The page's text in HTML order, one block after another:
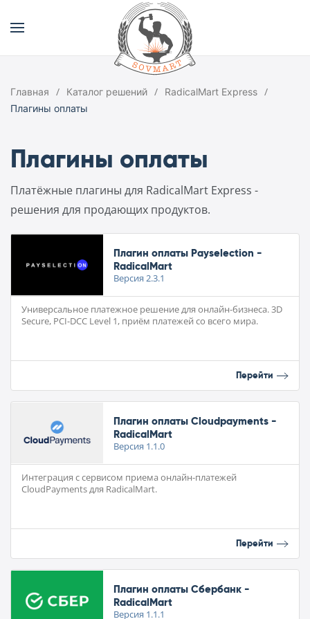
Главная Каталог решений
RadicalMart Express
Плагины оплаты
Плагины оплаты
Платёжные плагины для RadicalMart Express -
решения для продающих продуктов.
Плагин оплаты Payselection -
RadicalMart
Версия 2.3.1
Универсальное платежное решение для онлайн-бизнеса. 3D
Secure, PCI-DCС Level 1, приём платежей со всего мира.
Перейти
Плагин оплаты Cloudpayments -
RadicalMart
Версия 1.1.0
Интеграция с сервисом приема онлайн-платежей
CloudPayments для RadicalMart.
Перейти
Плагин оплаты Сбербанк -
RadicalMart
Версия 1.1.1